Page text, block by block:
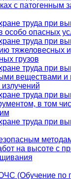
с патогенным
труда при
особо опасных
труда при
тяжеловесных и
грузов
труда при
веществами и
труда при
в том
труда при
на высоте с
(Обучение по